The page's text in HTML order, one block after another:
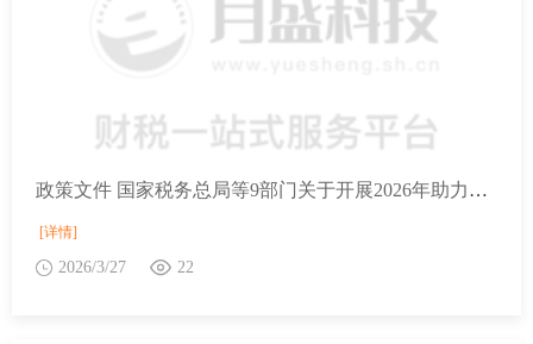
政策文件 国家税务总局等9部门关于开展2026年助力小微经营主体发展“春雨润苗”专项行动的通知
[详情]
2026/3/27 22